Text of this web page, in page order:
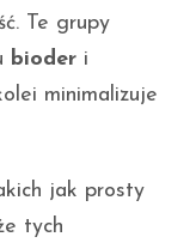
Te grupy
bioder i
minimalizuje
jak prosty
tych